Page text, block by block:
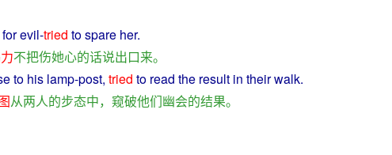
forevil-tried tospare her.
不把伤她心的话说出口来。
to his lamp-post, tried to read the result in theirwalk.
从两人的步态中， 窥破他们幽会的结果。